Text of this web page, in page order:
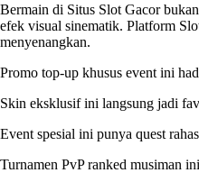
Bermain di Situs Slot Gacor
efek visual sinematik. Platform
menyenangkan.
Promo top-up khusus event ini
Skin eksklusif ini langsung jadi
Event spesial ini punya quest
Turnamen PvP ranked musiman